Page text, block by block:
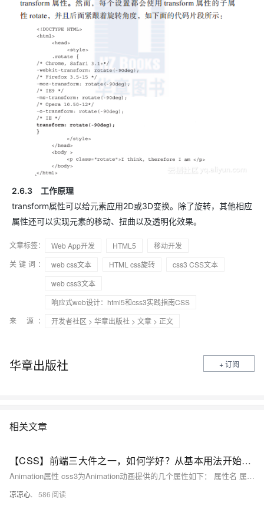
2.6.3 工作原理
transform属性可以给元素应用2D或3D变换。除了旋转，其他相应
属性还可以实现元素的移动、扭曲以及透明化效果。
文章标签： Web App开发 HTML5
移动开发
关键词：
web css文本 HTML css旋转
css3 CSS文本
web css3文本
响应式web设计：html5和css3实践指南CSS
来 源：
开发者社区 > 华章出版社 > 文章 > 正文
华章出版社 + 订阅
相关文章
【CSS】前端三大件之一，如何学好？从基本用法开始吧！（九）：强势分析Animation动画各类参数；从播放时间、播放方式、播放次数、播放方向、播放状态等多个方面，完全了解CSS3 Animation
Animation属性 css3为Animation动画提供的几个属性如下： 属性名 属性值 animation-name 指定动画名称，该属性指定一个已有的关键帧定义。 animation-duration 指定动画持续时间。 animation-timing-funtion 指定动画变化速度。 animation-delay 指定动画延迟多长时间才开始执行。 animation-iteration-count 指定动画的循环执行次数。 animation：这是一个复合属性。
凉凉心. 586